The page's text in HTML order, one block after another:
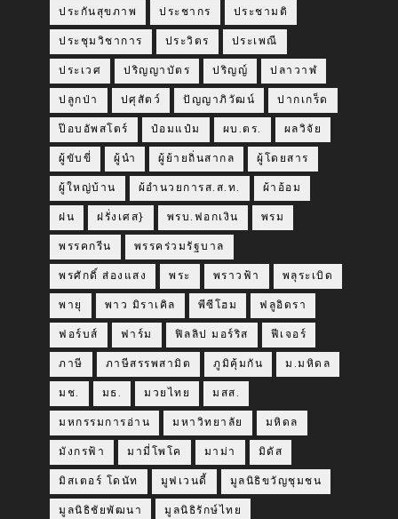
ประกันสุขภาพ ประชากร ประชามติ
ประชุมวิชาการ ประวิตร ประเพณี
ประเวศ ปริญญาบัตร ปริญญ์ ปลาวาฬ
ปลูกป่า ปศุสัตว์ ปัญญาภิวัฒน์ ปากเกร็ด
ป๊อบอัพสโตร์ ป๋อมแป๋ม ผบ.ตร. ผลวิจัย
ผู้ขับขี่ ผู้นำ ผู้ย้ายถิ่นสากล ผู้โดยสาร
ผู้ใหญ่บ้าน ผ้อำนวยการส.ส.ท. ผ้าอ้อม
ฝน ฝรั่งเศส} พรบ.ฟอกเงิน พรม
พรรคกรีน พรรคร่วมรัฐบาล
พรศักดิ์ ส่องแสง พระ พราวฟ้า พลุระเบิด
พายุ พาว มิราเคิล พีซีโฮม ฟลูอิดรา
ฟอร์บส์ ฟาร์ม ฟิลลิป มอร์ริส ฟีเจอร์
ภาษี ภาษีสรรพสามิต ภูมิคุ้มกัน ม.มหิดล
มช. มธ. มวยไทย มสส.
มหกรรมการอ่าน มหาวิทยาลัย มหิดล
มังกรฟ้า มามี่โพโค มาม่า มิดัส
มิสเตอร์ โดนัท มูฟเวนดี้ มูลนิธิขวัญชุมชน
มูลนิธิชัยพัฒนา มูลนิธิรักษ์ไทย